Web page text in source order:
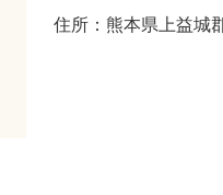
住所：熊本県上益城